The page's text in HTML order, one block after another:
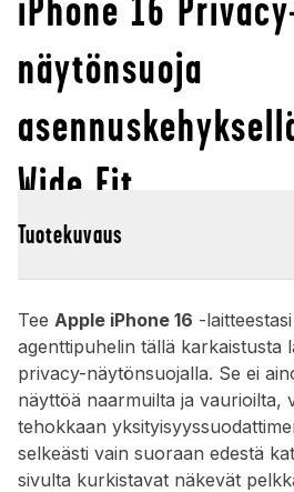
näytönsuoja
Wide Fit
Tuotekuvaus
Tee Apple iPhone 16 -
agenttipuhelin tällä karkaistusta
privacy-näytönsuojalla. Se ei
näyttöä naarmuilta ja vaurioilta,
tehokkaan
selkeästi vain suoraan edestä
sivulta kurkistavat näkevät